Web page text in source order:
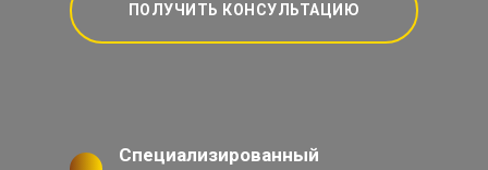
ПОЛУЧИТЬ КОНСУЛЬТАЦИЮ
Специализированный